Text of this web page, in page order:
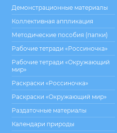
Демонстрационные материалы
Коллективная аппликация
Методические пособия (папки)
Рабочие тетради «Россиночка»
Рабочие тетради «Окружающий
мир»
Раскраски «Россиночка»
Раскраски «Окружающий мир»
Раздаточные материалы
Календари природы